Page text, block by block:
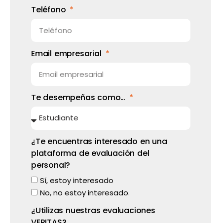
Teléfono
Email empresarial
Te desempeñas como…
¿Te encuentras interesado en una
plataforma de evaluación del
personal?
Sí, estoy interesado
No, no estoy interesado.
¿Utilizas nuestras evaluaciones